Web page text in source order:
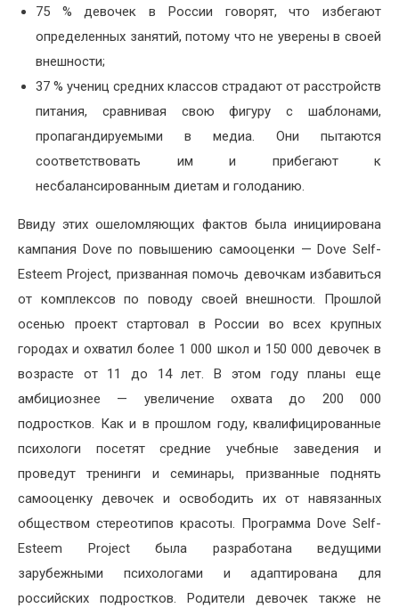
75 % девочек в России говорят, что избегают
определенных занятий, потому что не уверены в своей
внешности;
37 % учениц средних классов страдают от расстройств
питания, сравнивая свою фигуру с шаблонами,
пропагандируемыми в медиа. Они пытаются
соответствовать им и прибегают к
несбалансированным диетам и голоданию.
Ввиду этих ошеломляющих фактов была инициирована
кампания Dove по повышению самооценки — Dove Self-
Esteem Project, призванная помочь девочкам избавиться
от комплексов по поводу своей внешности. Прошлой
осенью проект стартовал в России во всех крупных
городах и охватил более 1 000 школ и 150 000 девочек в
возрасте от 11 до 14 лет. В этом году планы еще
амбициознее — увеличение охвата до 200 000
подростков. Как и в прошлом году, квалифицированные
психологи посетят средние учебные заведения и
проведут тренинги и семинары, призванные поднять
самооценку девочек и освободить их от навязанных
обществом стереотипов красоты. Программа Dove Self-
Esteem Project была разработана ведущими
зарубежными психологами и адаптирована для
российских подростков. Родители девочек также не